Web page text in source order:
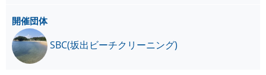
開催団体
SBC(坂出ビーチクリーニング)